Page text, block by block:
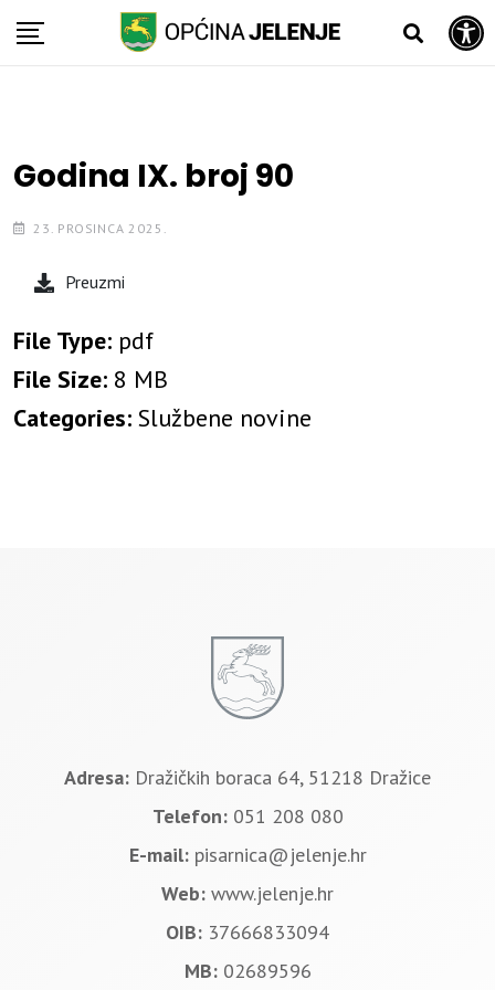
Open toolbar
Skip
Godina IX. broj 90
23. PROSINCA 2025.
Preuzmi
File Type: pdf
File Size: 8 MB
Categories: Službene novine
Adresa: Dražičkih boraca 64, 51218 Dražice
Telefon: 051 208 080
E-mail: pisarnica@jelenje.hr
Web: www.jelenje.hr
OIB: 37666833094
MB: 02689596